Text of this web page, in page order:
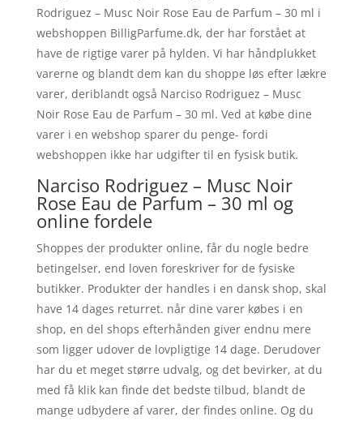
Rodriguez – Musc Noir Rose Eau de Parfum – 30 ml i
webshoppen BilligParfume.dk, der har forstået at
have de rigtige varer på hylden. Vi har håndplukket
varerne og blandt dem kan du shoppe løs efter lækre
varer, deriblandt også Narciso Rodriguez – Musc
Noir Rose Eau de Parfum – 30 ml. Ved at købe dine
varer i en webshop sparer du penge- fordi
webshoppen ikke har udgifter til en fysisk butik.
Narciso Rodriguez – Musc Noir
Rose Eau de Parfum – 30 ml og
online fordele
Shoppes der produkter online, får du nogle bedre
betingelser, end loven foreskriver for de fysiske
butikker. Produkter der handles i en dansk shop, skal
have 14 dages returret. når dine varer købes i en
shop, en del shops efterhånden giver endnu mere
som ligger udover de lovpligtige 14 dage. Derudover
har du et meget større udvalg, og det bevirker, at du
med få klik kan finde det bedste tilbud, blandt de
mange udbydere af varer, der findes online. Og du